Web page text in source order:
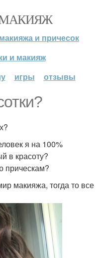
и причесок
и макияж
игры отзывы
я на 100%
в красоту?
прическам?
макияжа, тогда то все